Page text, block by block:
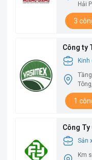
Hải
3
Công ty
Kinh
1
Công Ty
Lâm
Sản
Km